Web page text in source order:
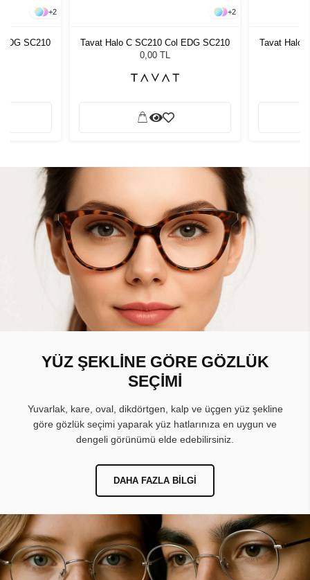
+2
SC210
+2
Tavat Halo C SC210 Col EDG SC210
0,00 TL
Tavat Halo
YÜZ ŞEKLİNE GÖRE GÖZLÜK
SEÇİMİ
Yuvarlak, kare, oval, dikdörtgen, kalp ve üçgen yüz şekline
göre gözlük seçimi yaparak yüz hatlarınıza en uygun ve
dengeli görünümü elde edebilirsiniz.
DAHA FAZLA BILGI